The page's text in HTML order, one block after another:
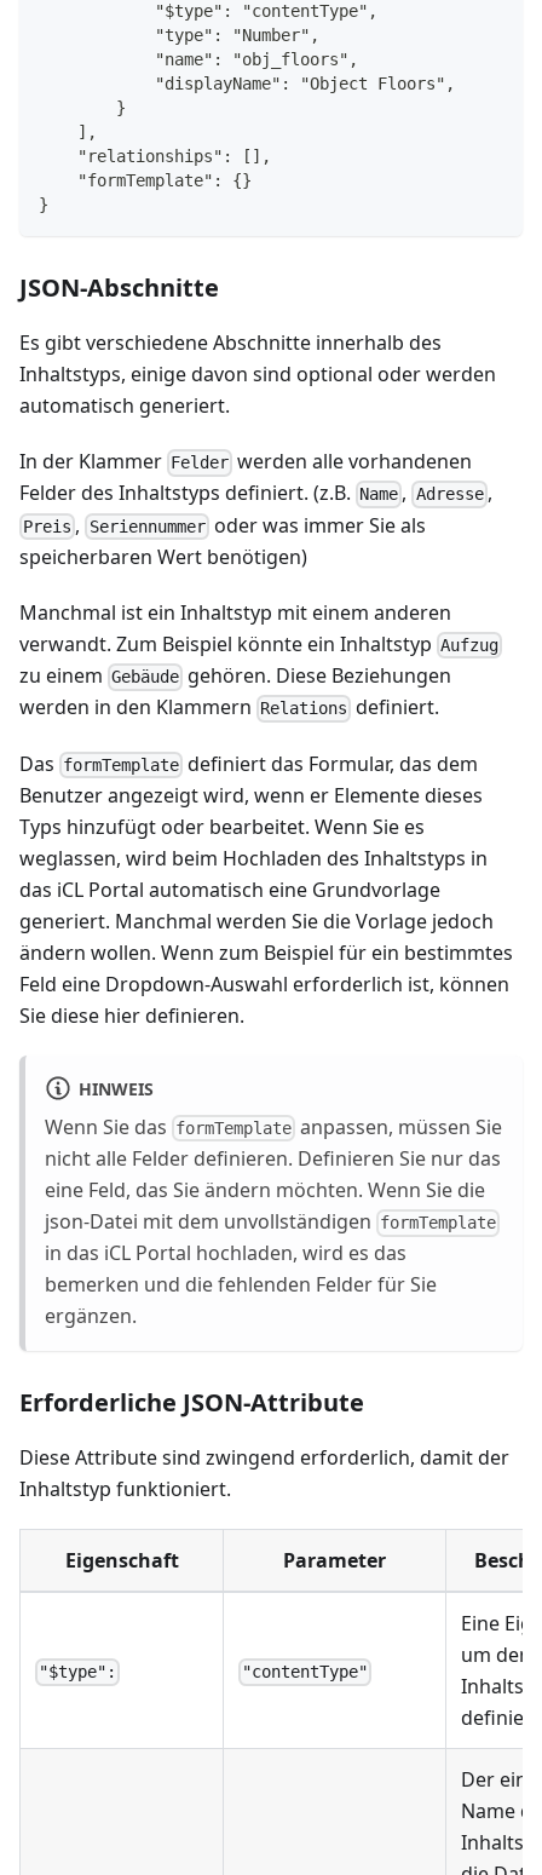
            "$type": "contentType",
            "type": "Number",
            "name": "obj_floors",
            "displayName": "Object Floors",
        }
    ],
    "relationships": [],
    "formTemplate": {}
}
JSON-Abschnitte
Es gibt verschiedene Abschnitte innerhalb des
Inhaltstyps, einige davon sind optional oder werden
automatisch generiert.
In der Klammer Felder werden alle vorhandenen
Felder des Inhaltstyps definiert. (z.B.
Name , Adresse,
Preis , Seriennummeroder was immer Sie als
speicherbaren Wert benötigen)
Manchmal ist ein Inhaltstyp mit einem anderen
verwandt. Zum Beispiel könnte ein Inhaltstyp Aufzug
zu einem Gebäude gehören. Diese Beziehungen
werden in den Klammern Relations definiert.
Das formTemplate definiert das Formular, das dem
Benutzer angezeigt wird, wenn er Elemente dieses
Typs hinzufügt oder bearbeitet. Wenn Sie es
weglassen, wird beim Hochladen des Inhaltstyps in
das iCL Portal automatisch eine Grundvorlage
generiert. Manchmal werden Sie die Vorlage jedoch
ändern wollen. Wenn zum Beispiel für ein bestimmtes
Feld eine Dropdown-Auswahl erforderlich ist, können
Sie diese hier definieren.
HINWEIS
Wenn Sie das formTemplate anpassen, müssen Sie
nicht alle Felder definieren. Definieren Sie nur das
eine Feld, das Sie ändern möchten. Wenn Sie die
json-Datei mit dem unvollständigen formTemplate
in das iCL Portal hochladen, wird es das
bemerken und die fehlenden Felder für Sie
ergänzen.
Erforderliche JSON-Attribute
Diese Attribute sind zwingend erforderlich, damit der
Inhaltstyp funktioniert.
Eigenschaft Parameter
"$type": "contentType"
Eine
um den
Der
Name